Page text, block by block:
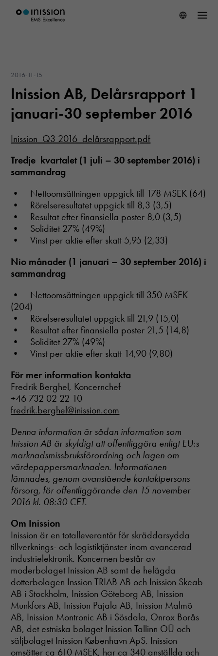
2016-11-15
Inission AB, Delårsrapport 1
januari-30 september 2016
Inission_Q3 2016_delårsrapport.pdf
Tredje kvartalet (1 juli – 30 september 2016) i
sammandrag
• Nettoomsättningen uppgick till 178 MSEK (64)
• Rörelseresultatet uppgick till 8,3 (3,5)
• Resultat efter finansiella poster 8,0 (3,5)
• Soliditet 27% (49%)
• Vinst per aktie efter skatt 5,95 (2,33)
Nio månader (1 januari – 30 september 2016) i
sammandrag
• Nettoomsättningen uppgick till 350 MSEK
(204)
• Rörelseresultatet uppgick till 21,9 (15,0)
• Resultat efter finansiella poster 21,5 (14,8)
• Soliditet 27% (49%)
• Vinst per aktie efter skatt 14,90 (9,80)
För mer information kontakta
Fredrik Berghel, Koncernchef
+46 732 02 22 10
fredrik.berghel@inission.com
Denna information är sådan information som
Inission AB är skyldigt att offentliggöra enligt EU:s
marknadsmissbruksförordning och lagen om
värdepappersmarknaden. Informationen
lämnades, genom ovanstående kontaktpersons
försorg, för offentliggörande den 15 november
2016 kl. 08:30 CET.
Om Inission
Inission är en totalleverantör för skräddarsydda
tillverknings- och logistiktjänster inom avancerad
industrielektronik. Koncernen består av
moderbolaget Inission AB samt de helägda
dotterbolagen Inssion TRIAB AB och Inission Skeab
AB i Stockholm, Inission Göteborg AB, Inission
Munkfors AB, Inission Pajala AB, Inission Malmö
AB, Inission Montronic AB i Sösdala, Onrox Borås
AB, det estniska bolaget Inission Tallinn OÜ och
säljbolaget Inission København ApS. Inission
omsätter ca 610 MSEK, har ca 340 anställda och